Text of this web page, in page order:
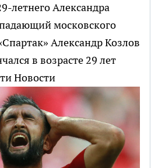
летнего Александра
московского
Александр Козлов
в возрасте 29 лет
Новости